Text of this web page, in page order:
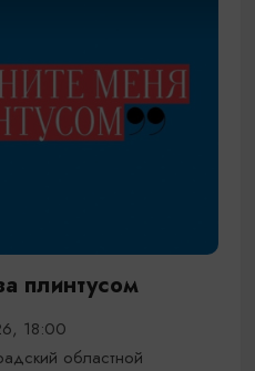
плинтусом
18:00
областной